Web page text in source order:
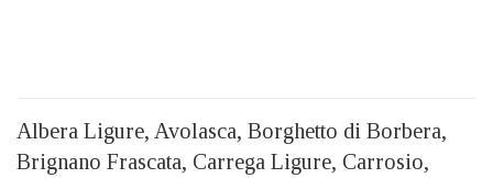
Albera Ligure, Avolasca, Borghetto di Borbera,
Brignano Frascata, Carrega Ligure, Carrosio,